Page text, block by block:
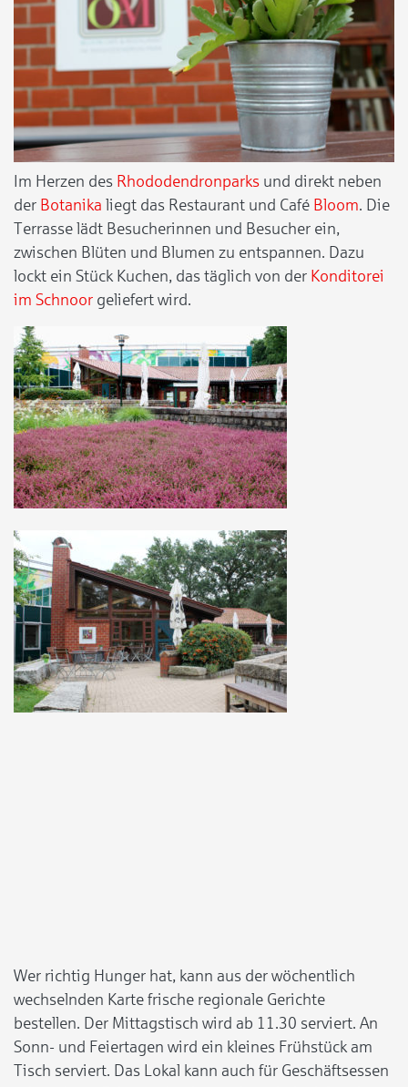
Im Herzen des Rhododendronparks und direkt neben
der Botanika liegt das Restaurant und Café Bloom. Die
Terrasse lädt Besucherinnen und Besucher ein,
zwischen Blüten und Blumen zu entspannen. Dazu
lockt ein Stück Kuchen, das täglich von der Konditorei
im Schnoor geliefert wird.
Wer richtig Hunger hat, kann aus der wöchentlich
wechselnden Karte frische regionale Gerichte
bestellen. Der Mittagstisch wird ab 11.30 serviert. An
Sonn- und Feiertagen wird ein kleines Frühstück am
Tisch serviert. Das Lokal kann auch für Geschäftsessen